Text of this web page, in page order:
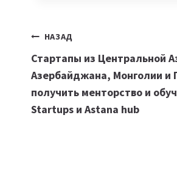
Навигация
по
записям
НАЗАД
Стартапы из Центральной
Азербайджана, Монголии и
получить менторство и
Startups и Astana hub